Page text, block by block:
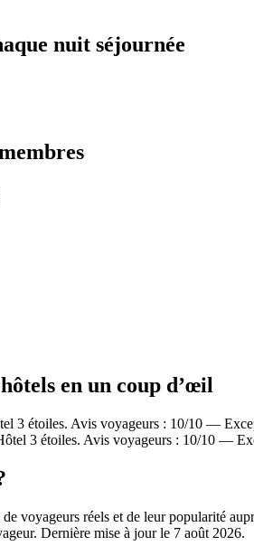
nuit séjournée
en un coup d’œil
3 étoiles. Avis voyageurs : 10/10 —
3 étoiles. Avis voyageurs : 10/10 —
voyageurs réels et de leur popularité
Dernière mise à jour le 7 août 2026.